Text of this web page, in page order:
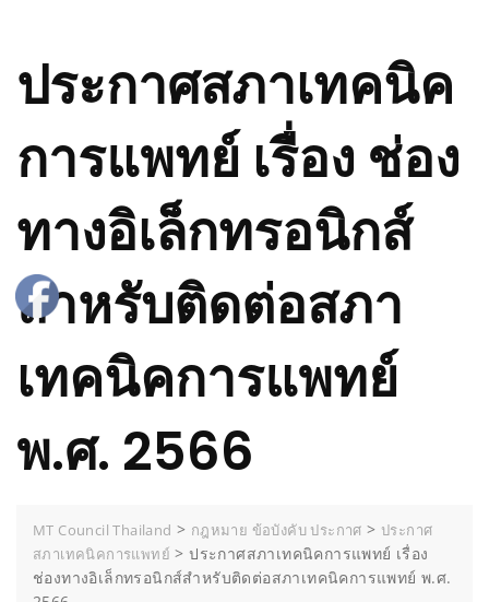
ประกาศสภาเทคนิค
การแพทย์ เรื่อง ช่อง
ทางอิเล็กทรอนิกส์
สำหรับติดต่อสภา
เทคนิคการแพทย์
พ.ศ. 2566
MT Council Thailand > กฎหมาย ข้อบังคับ ประกาศ > ประกาศ
สภาเทคนิคการแพทย์ >ประกาศสภาเทคนิคการแพทย์ เรื่อง
ช่องทางอิเล็กทรอนิกส์สำหรับติดต่อสภาเทคนิคการแพทย์ พ.ศ.